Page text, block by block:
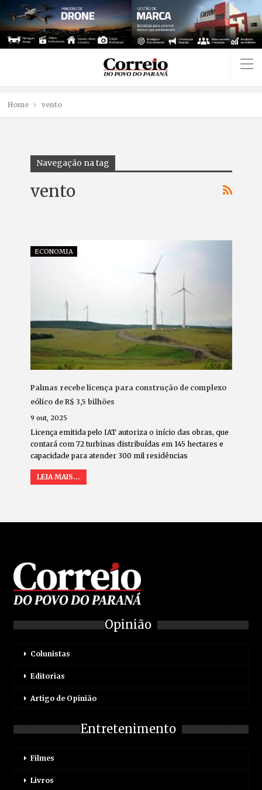
Home vento
Navegação na tag
vento
ECONOMIA
Palmas recebe licença para construção de complexo
eólico de R$ 3,5 bilhões
9 out, 2025
Licença emitida pelo IAT autoriza o início das obras, que
contará com 72 turbinas distribuídas em 145 hectares e
capacidade para atender 300 mil residências
LEIA MAIS...
Opinião
Colunistas
Editorias
Artigo de Opinião
Entretenimento
Filmes
Livros